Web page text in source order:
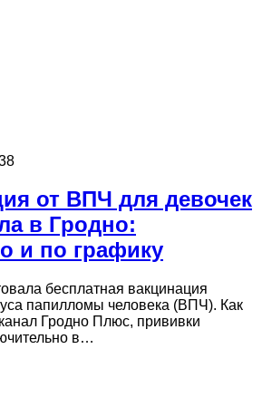
от ВПЧ для девочек
в Гродно:
и по графику
бесплатная вакцинация
папилломы человека (ВПЧ). Как
Гродно Плюс, прививки
в…